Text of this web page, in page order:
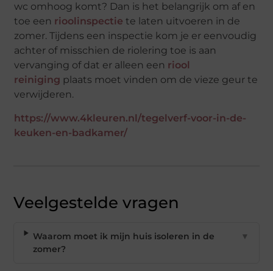
wc omhoog komt? Dan is het belangrijk om af en
toe een rioolinspectie te laten uitvoeren in de
zomer. Tijdens een inspectie kom je er eenvoudig
achter of misschien de riolering toe is aan
vervanging of dat er alleen een riool
reiniging plaats moet vinden om de vieze geur te
verwijderen.
https://www.4kleuren.nl/tegelverf-voor-in-de-
keuken-en-badkamer/
Veelgestelde vragen
Waarom moet ik mijn huis isoleren in de
zomer?
▼